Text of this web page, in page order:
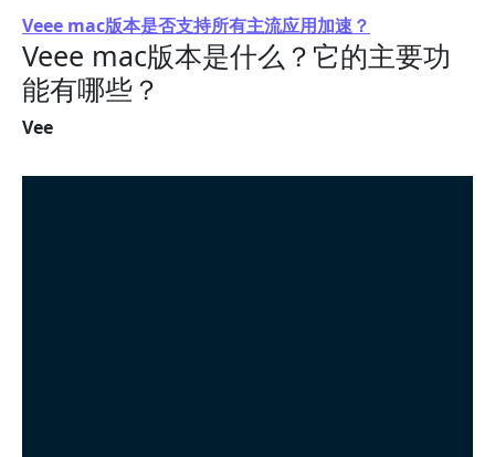
Veee mac版本是否支持所有主流应用加速？
Veee mac版本是什么？它的主要功
能有哪些？
Vee